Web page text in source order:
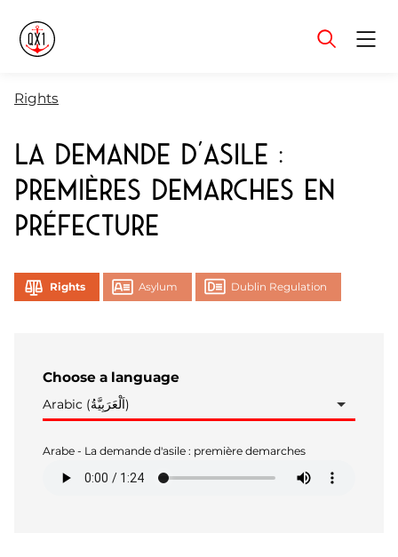
Rights
La demande d’asile :
premières demarches en
Préfecture
Rights Asylum Dublin Regulation
Choose a language
Arabic (اَلْعَرَبِيَّةُ)
Arabe - La demande d'asile : première demarches